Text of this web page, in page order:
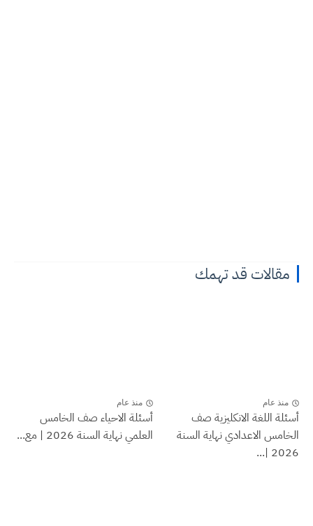
مقالات قد تهمك
منذ عام
أسئلة اللغة الانكليزية صف
الخامس الاعدادي نهاية السنة
2026 |...
منذ عام
أسئلة الاحياء صف الخامس
العلمي نهاية السنة 2026 | مع...